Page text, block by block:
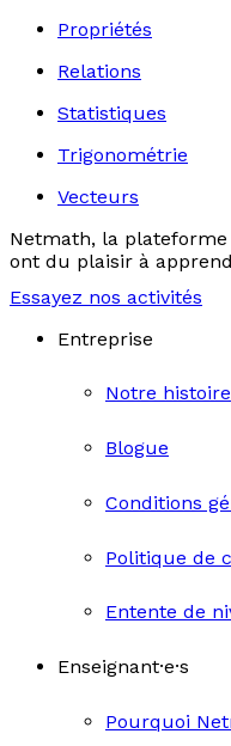
Propriétés
Relations
Statistiques
Trigonométrie
Vecteurs
Netmath, la
ont du plaisir à
Essayez nos activités
Entreprise
Notre histoire
Blogue
Conditions
Politique de
Entente de
Enseignant·e·s
Pourquoi